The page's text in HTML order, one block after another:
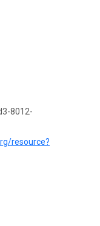
8012-
resource?